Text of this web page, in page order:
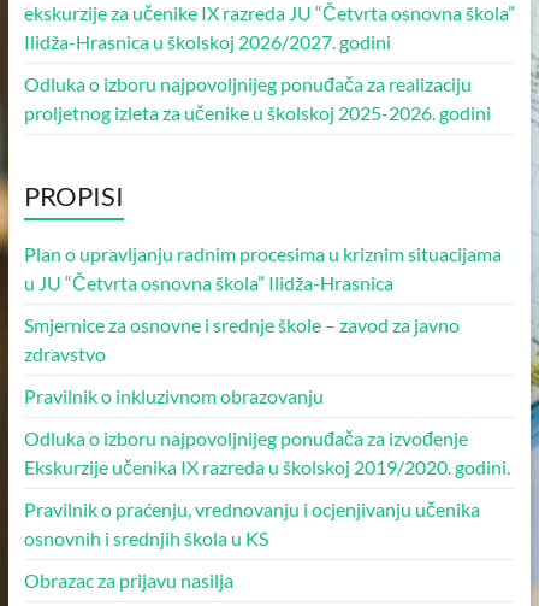
ekskurzije za učenike IX razreda JU “Četvrta osnovna škola”
Ilidža-Hrasnica u školskoj 2026/2027. godini
Odluka o izboru najpovoljnijeg ponuđača za realizaciju
proljetnog izleta za učenike u školskoj 2025-2026. godini
PROPISI
Plan o upravljanju radnim procesima u kriznim situacijama
u JU “Četvrta osnovna škola” Ilidža-Hrasnica
Smjernice za osnovne i srednje škole – zavod za javno
zdravstvo
Pravilnik o inkluzivnom obrazovanju
Odluka o izboru najpovoljnijeg ponuđača za izvođenje
Ekskurzije učenika IX razreda u školskoj 2019/2020. godini.
Pravilnik o praćenju, vrednovanju i ocjenjivanju učenika
osnovnih i srednjih škola u KS
Obrazac za prijavu nasilja